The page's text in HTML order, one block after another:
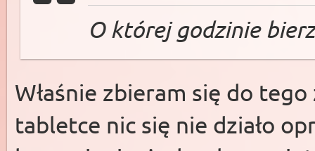
O której godzinie
Właśnie zbieram się do
tabletce nic się nie działo